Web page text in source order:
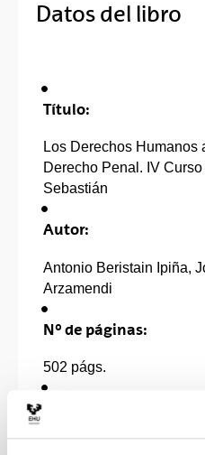
Datos del libro
Título:
Los Derechos Humanos
Derecho Penal. IV
Sebastián
Autor:
Antonio Beristain Ipiña,
Arzamendi
Nº de páginas:
502 págs.